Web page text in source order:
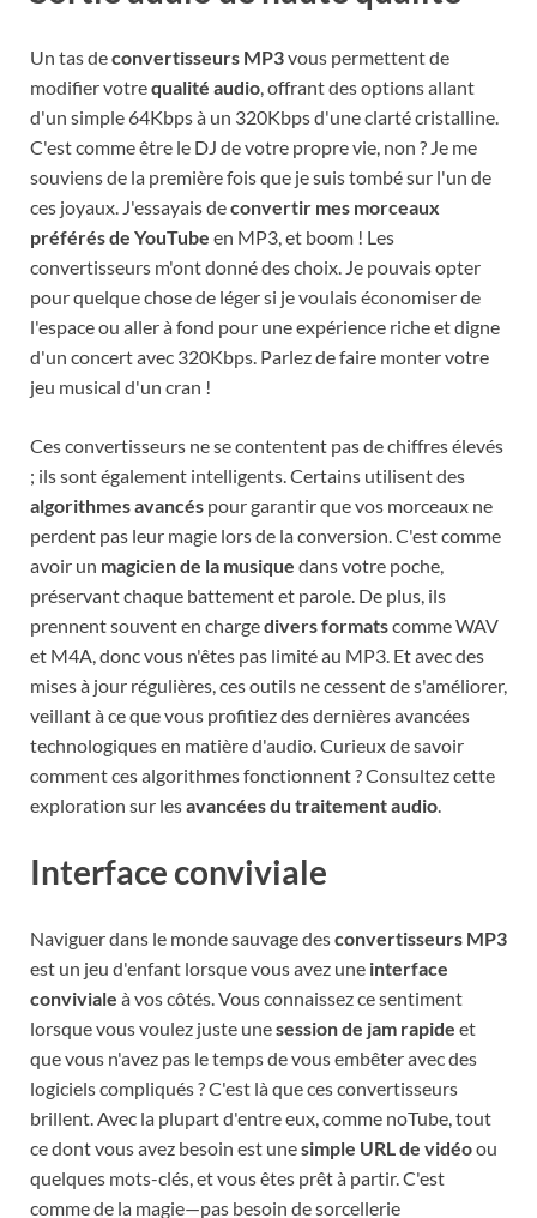
Un tas deconvertisseurs MP3vous permettent de
modifier votrequalité audio, offrant des options allant
d'un simple 64Kbps à un 320Kbps d'une clarté cristalline.
C'est comme être le DJ de votre propre vie, non ? Je me
souviens de la première fois que je suis tombé sur l'un de
ces joyaux. J'essayais deconvertir mes morceaux
préférés de YouTube en MP3, et boom ! Les
convertisseurs m'ont donné des choix. Je pouvais opter
pour quelque chose de léger si je voulais économiser de
l'espace ou aller à fond pour une expérience riche et digne
d'un concert avec 320Kbps. Parlez de faire monter votre
jeu musical d'un cran !
Ces convertisseurs ne se contentent pas de chiffres élevés
; ils sont également intelligents. Certains utilisent des
algorithmes avancés pour garantir que vos morceaux ne
perdent pas leur magie lors de la conversion. C'est comme
avoir un magicien de la musique dans votre poche,
préservant chaque battement et parole. De plus, ils
prennent souvent en chargedivers formatscomme WAV
et M4A, donc vous n'êtes pas limité au MP3. Et avec des
mises à jour régulières, ces outils ne cessent de s'améliorer,
veillant à ce que vous profitiez des dernières avancées
technologiques en matière d'audio. Curieux de savoir
comment ces algorithmes fonctionnent ? Consultez cette
exploration sur lesavancées du traitement audio.
Interface conviviale
Naviguer dans le monde sauvage desconvertisseurs MP3
est un jeu d'enfant lorsque vous avez une interface
conviviale à vos côtés. Vous connaissez ce sentiment
lorsque vous voulez juste unesession de jam rapide et
que vous n'avez pas le temps de vous embêter avec des
logiciels compliqués ? C'est là que ces convertisseurs
brillent. Avec la plupart d'entre eux, comme noTube, tout
ce dont vous avez besoin est unesimple URL de vidéoou
quelques mots-clés, et vous êtes prêt à partir. C'est
comme de la magie—pas besoin de sorcellerie